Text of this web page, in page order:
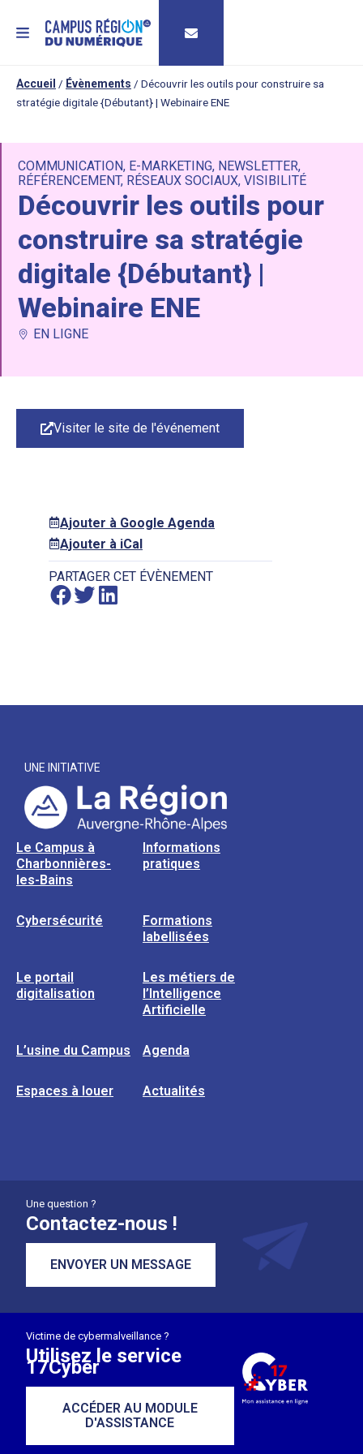
MENU
Accueil / Évènements / Découvrir les outils pour construire sa
stratégie digitale {Débutant} | Webinaire ENE
COMMUNICATION, E-MARKETING, NEWSLETTER,
RÉFÉRENCEMENT, RÉSEAUX SOCIAUX, VISIBILITÉ
Découvrir les outils pour
construire sa stratégie
digitale {Débutant} |
Webinaire ENE
EN LIGNE
Visiter le site de l'événement
Ajouter à Google Agenda
Ajouter à iCal
PARTAGER CET ÉVÈNEMENT
UNE INITIATIVE
Le Campus à
Charbonnières-
les-Bains
Informations
pratiques
Cybersécurité
Formations
labellisées
Le portail
digitalisation
Les métiers de
l’Intelligence
Artificielle
L’usine du Campus Agenda
Espaces à louer Actualités
Une question ?
Contactez-nous !
ENVOYER UN MESSAGE
Victime de cybermalveillance ?
Utilisez le service
17Cyber
ACCÉDER AU MODULE
D'ASSISTANCE